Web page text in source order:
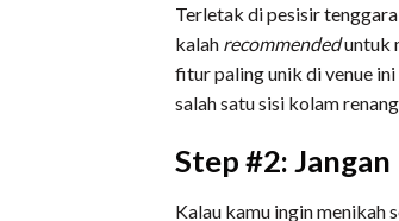
Terletak di pesisir
kalah recommendeduntuk
fitur paling unik di venue
salah satu sisi kolam
Step #2:
Kalau kamu ingin menikah